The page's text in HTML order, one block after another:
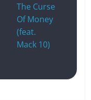
The Curse
Of Money
(feat.
Mack 10)